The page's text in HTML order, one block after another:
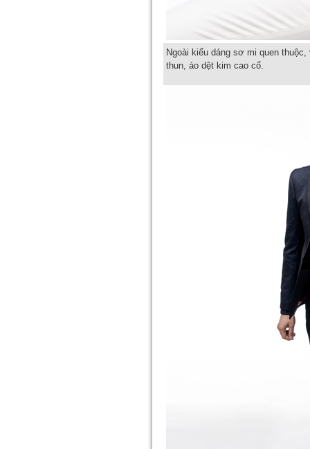
Ngoài kiểu dáng sơ mi quen
thun, áo dệt kim cao cổ.